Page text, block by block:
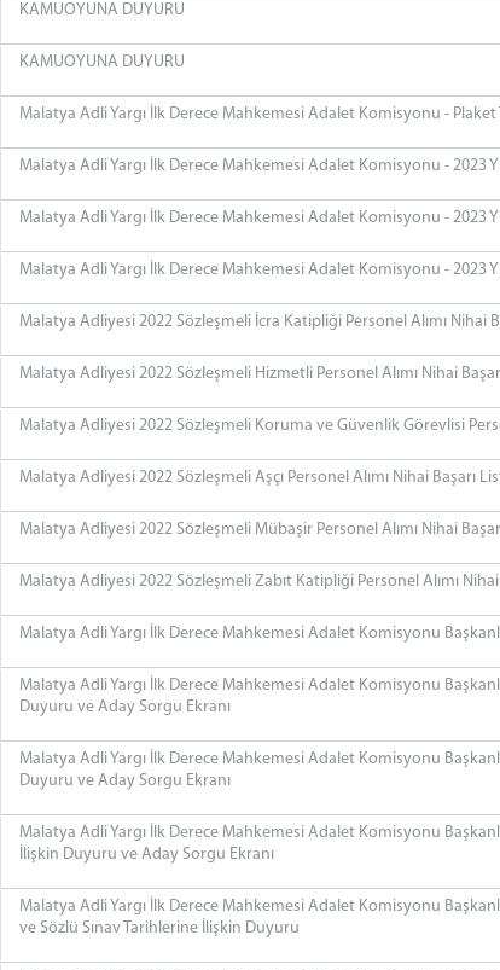
KAMUOYUNA DUYURU
KAMUOYUNA DUYURU
Malatya Adli Yargı İlk Derece Mahkemesi Adalet Komisyonu - Plaket
Malatya Adli Yargı İlk Derece Mahkemesi Adalet Komisyonu - 2023
Malatya Adli Yargı İlk Derece Mahkemesi Adalet Komisyonu - 2023
Malatya Adli Yargı İlk Derece Mahkemesi Adalet Komisyonu - 2023
Malatya Adliyesi 2022 Sözleşmeli İcra Katipliği Personel Alımı Nihai
Malatya Adliyesi 2022 Sözleşmeli Hizmetli Personel Alımı Nihai
Malatya Adliyesi 2022 Sözleşmeli Koruma ve Güvenlik Görevlisi
Malatya Adliyesi 2022 Sözleşmeli Aşçı Personel Alımı Nihai Başarı
Malatya Adliyesi 2022 Sözleşmeli Mübaşir Personel Alımı Nihai
Malatya Adliyesi 2022 Sözleşmeli Zabıt Katipliği Personel Alımı Nihai
Malatya Adli Yargı İlk Derece Mahkemesi Adalet Komisyonu
Malatya Adli Yargı İlk Derece Mahkemesi Adalet Komisyonu
Duyuru ve Aday Sorgu Ekranı
Malatya Adli Yargı İlk Derece Mahkemesi Adalet Komisyonu
Duyuru ve Aday Sorgu Ekranı
Malatya Adli Yargı İlk Derece Mahkemesi Adalet Komisyonu
İlişkin Duyuru ve Aday Sorgu Ekranı
Malatya Adli Yargı İlk Derece Mahkemesi Adalet Komisyonu
ve Sözlü Sınav Tarihlerine İlişkin Duyuru